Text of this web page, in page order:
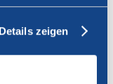
Details zeigen
pouvez vous
de passe pour
demander par e-mail